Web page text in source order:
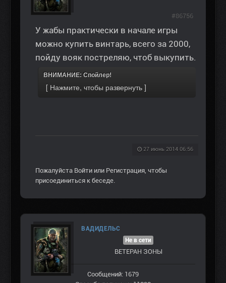
У жабы практически в начале игры
можно купить винтарь, всего за 2000,
пойду вояк постреляю, чтоб выкупить.
ВНИМАНИЕ: Спойлер!
27 июнь 2014 06:56
#86756
Пожалуйста Войти или Регистрация, чтобы
присоединиться к беседе.
ВАДИДЕЛЬС
Не в сети
ВЕТЕРАН ЗOНЫ
Сообщений: 1679